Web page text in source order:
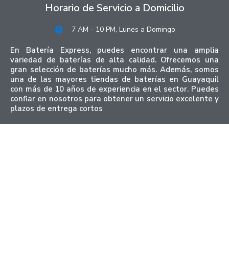
Horario de Servicio a Domicilio
7 AM - 10 PM, Lunes a Domingo
En Batería Express, puedes encontrar una amplia
variedad de baterías de alta calidad. Ofrecemos una
gran selección de baterías mucho más. Además, somos
una de las mayores tiendas de baterías en Guayaquil
con más de 10 años de experiencia en el sector. Puedes
confiar en nosotros para obtener un servicio excelente y
plazos de entrega cortos